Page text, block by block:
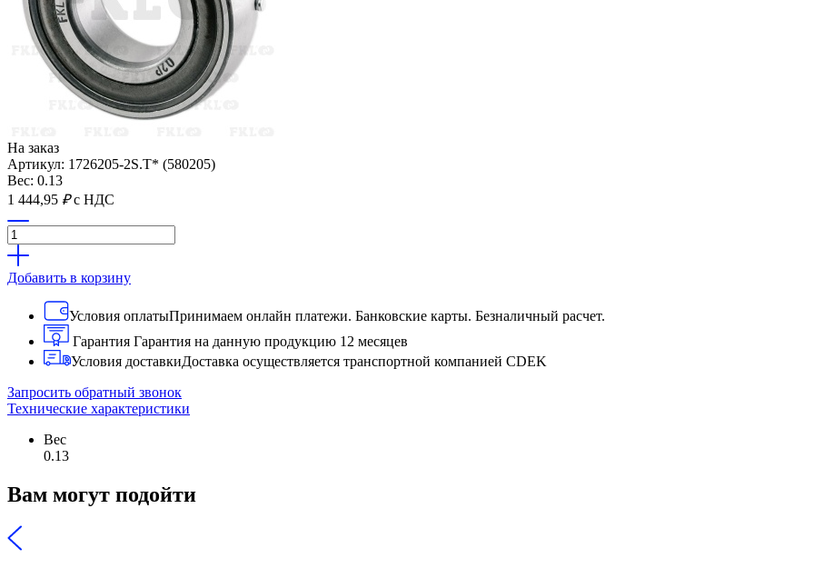
На заказ
Артикул: 1726205-2S.T* (580205)
Вес: 0.13
1 444,95 ₽ с НДС
Добавить в корзину
Условия оплатыПринимаем онлайн платежи. Банковские карты. Безналичный расчет.
Гарантия Гарантия на данную продукцию 12 месяцев
Условия доставкиДоставка осуществляется транспортной компанией CDEK
Запросить обратный звонок
Технические характеристики
Вес
0.13
Вам могут подойти